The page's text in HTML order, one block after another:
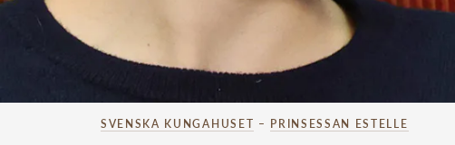
SVENSKA KUNGAHUSET – PRINSESSAN ESTELLE